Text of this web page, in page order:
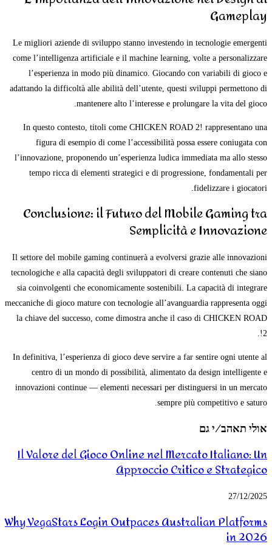
Gameplay
Le migliori aziende di sviluppo stanno investendo in tecnologie emergenti
come l’intelligenza artificiale e il machine learning, volte a personalizzare
l’esperienza in modo più dinamico. Giocando con variabili di gioco e
adattando la difficoltà alle abilità dell’utente, questi sviluppi permettono di
mantenere alto l’interesse e prolungare la vita del gioco.
In questo contesto, titoli come CHICKEN ROAD 2! rappresentano una
figura di esempio di come l’accessibilità possa essere coniugata con
l’innovazione, proponendo un’esperienza ludica immediata ma allo stesso
tempo ricca di elementi strategici e di progressione, fondamentali per
fidelizzare i giocatori.
Conclusione: il Futuro del Mobile Gaming tra
Semplicità e Innovazione
Il settore del mobile gaming continuerà a evolversi grazie alle innovazioni
tecnologiche e alla capacità degli sviluppatori di creare contenuti che siano
sia coinvolgenti che economicamente sostenibili. La capacità di integrare
meccaniche di gioco mature con tecnologie all’avanguardia rappresenta oggi
la chiave del successo, come dimostra anche il caso di CHICKEN ROAD
2!.
In definitiva, l’esperienza di gioco deve servire a far sentire ogni utente al
centro di un mondo di possibilità, alimentato da design intelligente e
innovazioni continue — elementi necessari per distinguersi in un mercato
sempre più competitivo e saturo.
אולי תאהב/י גם
Il Valore del Gioco Online nel Mercato Italiano: Un
Approccio Critico e Strategico
27/12/2025
Why VegaStars Login Outpaces Australian Platforms
in 2026